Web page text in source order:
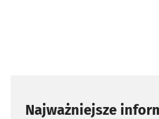
Najważniejsze